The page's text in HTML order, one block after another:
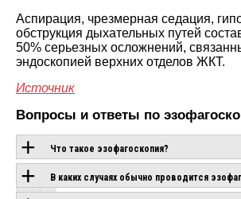
Аспирация, чрезмерная седация,
обструкция дыхательных путей
50% серьезных осложнений,
эндоскопией верхних отделов ЖКТ.
Источник
Вопросы и ответы по
Что такое эзофагоскопия?
В каких случаях обычно проводится